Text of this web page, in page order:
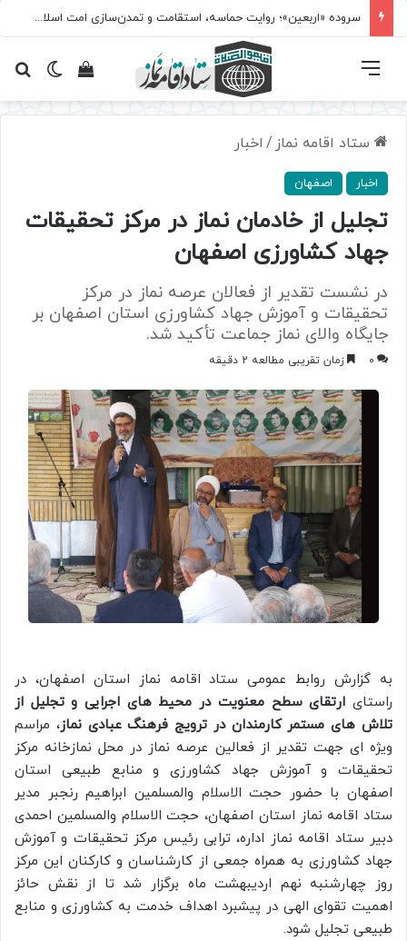
سروده‌ «اربعین»؛ روایت حماسه، استقامت و تمدن‌سازی امت اسلامی
تغییرمشاهده فهرست
ستاد اقامه نماز / اخبار
اخبار اصفهان
تجلیل از خادمان نماز در مرکز تحقیقات
جهاد کشاورزی اصفهان
در نشست تقدیر از فعالان عرصه نماز در مرکز
تحقیقات و آموزش جهاد کشاورزی استان اصفهان بر
جایگاه والای نماز جماعت تأکید شد.
0 زمان تقریبی مطالعه 2 دقیقه
به گزارش روابط عمومی ستاد اقامه نماز استان اصفهان، در
راستای ارتقای سطح معنویت در محیط های اجرایی و تجلیل از
تلاش های مستمر کارمندان در ترویج فرهنگ عبادی نماز، مراسم
ویژه ای جهت تقدیر از فعالین عرصه نماز در محل نمازخانه مرکز
تحقیقات و آموزش جهاد کشاورزی و منابع طبیعی استان
اصفهان با حضور حجت الاسلام والمسلمین ابراهیم رنجبر مدیر
ستاد اقامه نماز استان اصفهان، حجت الاسلام والمسلمین احمدی
دبیر ستاد اقامه نماز اداره، ترابی رئیس مرکز تحقیقات و آموزش
جهاد کشاورزی به همراه جمعی از کارشناسان و کارکنان این مرکز
روز چهارشنبه نهم اردیبهشت ماه برگزار شد تا از نقش حائز
اهمیت تقوای الهی در پیشبرد اهداف خدمت به کشاورزی و منابع
طبیعی تجلیل شود.